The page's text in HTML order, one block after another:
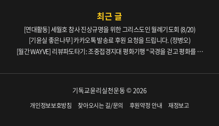
최근 글
[연대활동] 세월호 참사 진상규명을 위한 그리스도인 월례기도회 (8/20)
[기윤실 좋은나무] 카카오톡 발송료 후원 요청을 드립니다. (정병오)
[월간 WAYVE] 리뷰파도타기: 조중접경지대 평화기행 “국경을 걷고 평화를 생
기독교윤리실천운동 © 2026
개인정보보호방침 찾아오시는 길/문의 후원약정 안내 재정보고